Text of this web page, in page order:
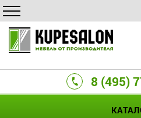
8 (495)